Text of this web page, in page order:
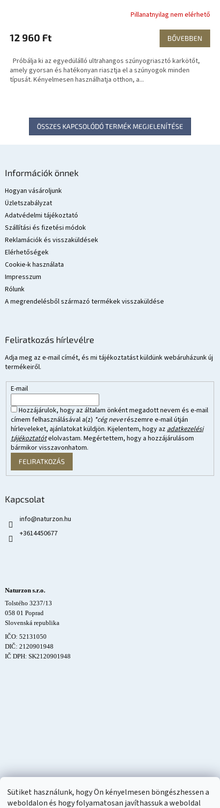
Sütiket használunk, hogy Ön kényelmesen böngészhessen a
weboldalon és hogy folyamatosan javíthassuk a weboldal
Pillanatnyilag nem elérhető
12 960 Ft BŐVEBBEN
Próbálja ki az egyedülálló ultrahangos szúnyogriasztó karkötőt,
amely gyorsan és hatékonyan riasztja el a szúnyogok minden
típusát. Kényelmesen használhatja otthon, a...
ÖSSZES KAPCSOLÓDÓ TERMÉK MEGJELENÍTÉSE
Információk önnek
Hogyan vásároljunk
Üzletszabályzat
Adatvédelmi tájékoztató
Szállítási és fizetési módok
Reklamációk és visszaküldések
Elérhetőségek
Cookie-k használata
Impresszum
Rólunk
A megrendelésből származó termékek visszaküldése
Feliratkozás hírlevélre
Adja meg az e-mail címét, és mi tájékoztatást küldünk webáruházunk új
termékeiről.
E-mail
Hozzájárulok, hogy az általam önként megadott nevem és e-mail
címem felhasználásával a(z) *cég neverészemre e-mail útján
hírleveleket, ajánlatokat küldjön. Kijelentem, hogy az adatkezelési
tájékoztatótelolvastam. Megértettem, hogy a hozzájárulásom
bármikor visszavonhatom.
FELIRATKOZÁS
Kapcsolat
info@naturzon.hu
+3614450677
Naturzon s.r.o.
Tolstého 3237/13
058 01 Poprad
Slovenská republika
IČO: 52131050
DIČ: 2120901948
IČ DPH: SK2120901948